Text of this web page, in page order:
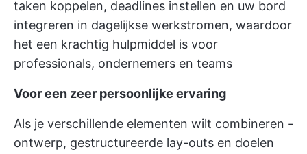
taken koppelen, deadlines instellen en uw bord
integreren in dagelijkse werkstromen, waardoor
het een krachtig hulpmiddel is voor
professionals, ondernemers en teams
Voor een zeer persoonlijke ervaring
Als je verschillende elementen wilt combineren -
ontwerp, gestructureerde lay-outs en doelen